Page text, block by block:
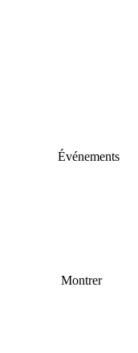
Événements
Montrer